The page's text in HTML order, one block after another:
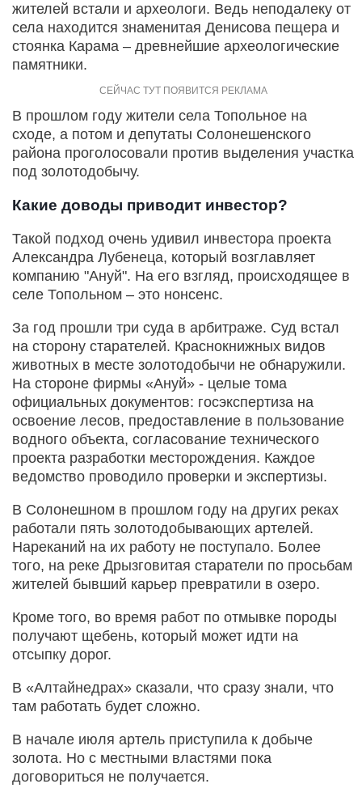
жителей встали и археологи. Ведь неподалеку от
села находится знаменитая Денисова пещера и
стоянка Карама – древнейшие археологические
памятники.
В прошлом году жители села Топольное на
сходе, а потом и депутаты Солонешенского
района проголосовали против выделения участка
под золотодобычу.
Какие доводы приводит инвестор?
Такой подход очень удивил инвестора проекта
Александра Лубенеца, который возглавляет
компанию "Ануй". На его взгляд, происходящее в
селе Топольном – это нонсенс.
За год прошли три суда в арбитраже. Суд встал
на сторону старателей. Краснокнижных видов
животных в месте золотодобычи не обнаружили.
На стороне фирмы «Ануй» - целые тома
официальных документов: госэкспертиза на
освоение лесов, предоставление в пользование
водного объекта, согласование технического
проекта разработки месторождения. Каждое
ведомство проводило проверки и экспертизы.
В Солонешном в прошлом году на других реках
работали пять золотодобывающих артелей.
Нареканий на их работу не поступало. Более
того, на реке Дрызговитая старатели по просьбам
жителей бывший карьер превратили в озеро.
Кроме того, во время работ по отмывке породы
получают щебень, который может идти на
отсыпку дорог.
В «Алтайнедрах» сказали, что сразу знали, что
там работать будет сложно.
В начале июля артель приступила к добыче
золота. Но с местными властями пока
договориться не получается.